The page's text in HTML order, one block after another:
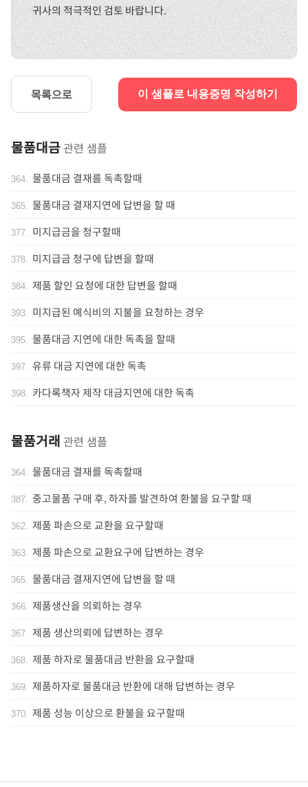
귀사의 적극적인 검토 바랍니다.
목록으로 이 샘플로 내용증명 작성하기
물품대금 관련 샘플
364. 물품대금 결재를 독촉할때
365. 물품대금 결재지연에 답변을 할 때
377. 미지급금을 청구할때
378. 미지급금 청구에 답변을 할때
384. 제품 할인 요청에 대한 답변을 할때
393. 미지급된 예식비의 지불을 요청하는 경우
395. 물품대금 지연에 대한 독촉을 할때
397. 유류 대금 지연에 대한 독촉
398. 카다록책자 제작 대금지연에 대한 독촉
물품거래 관련 샘플
364. 물품대금 결재를 독촉할때
387. 중고물품 구매 후, 하자를 발견하여 환불을 요구할 때
362. 제품 파손으로 교환을 요구할때
363. 제품 파손으로 교환요구에 답변하는 경우
365. 물품대금 결재지연에 답변을 할 때
366. 제품생산을 의뢰하는 경우
367. 제품 생산의뢰에 답변하는 경우
368. 제품 하자로 물품대금 반환을 요구할때
369. 제품하자로 물품대금 반환에 대해 답변하는 경우
370. 제품 성능 이상으로 환불을 요구할때